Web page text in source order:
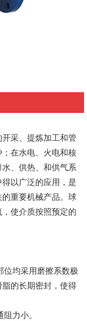
采、提炼加工和管
在水电、火电和核
、供热、和供气系
以广泛的应用，是
重要机械产品。球
使介质按照预定的
位均采用磨擦系数极
的长期密封，使得
力小。